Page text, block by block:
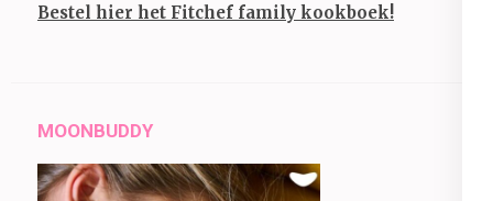
Bestel hier het Fitchef family kookboek!
MOONBUDDY